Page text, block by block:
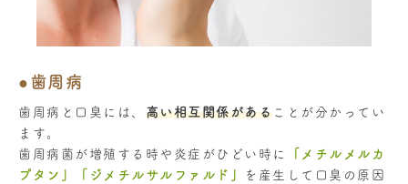
●歯周病
歯周病と口臭には、 高い相互関係がある ことが分かってい
ます。
歯周病菌が増殖する時や炎症がひどい時に
「メチルメルカ
プタン」「ジメチルサルファルド」
を産生して口臭の原因